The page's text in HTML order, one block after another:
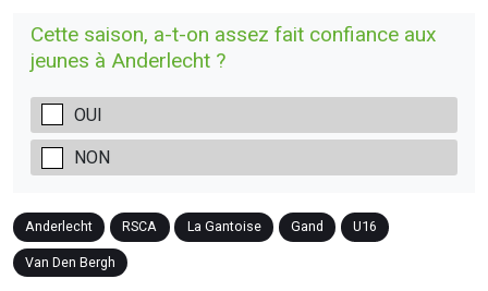
Cette saison, a-t-on assez fait confiance aux
jeunes à Anderlecht ?
OUI
NON
Anderlecht RSCA La Gantoise Gand U16
Van Den Bergh